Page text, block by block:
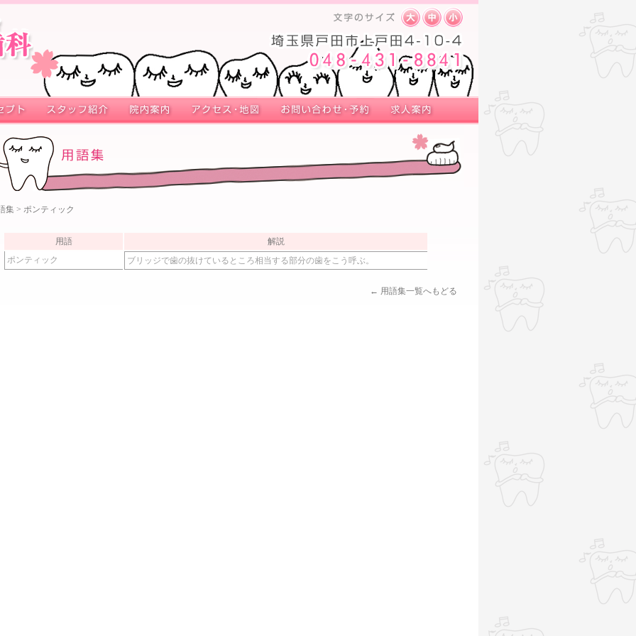
集 > ポンティック
用語
解説
ポンティック
ブリッジで歯の抜けているところ相当する部分の歯をこう呼ぶ。
← 用語集一覧へもどる